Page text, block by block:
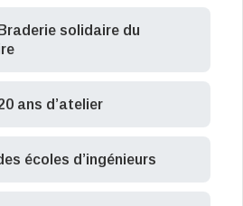
Braderie solidaire du
ans d’atelier
écoles d’ingénieurs